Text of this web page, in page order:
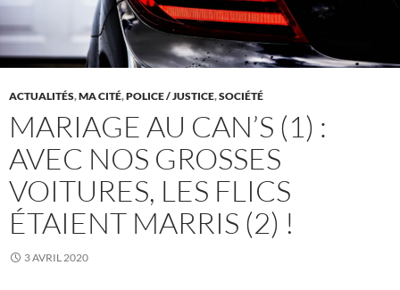
ACTUALITÉS,MA CITÉ,POLICE / JUSTICE,SOCIÉTÉ
MARIAGE AU CAN’S (1) :
AVEC NOS GROSSES
VOITURES, LES FLICS
ÉTAIENT MARRIS (2) !
3 AVRIL 2020